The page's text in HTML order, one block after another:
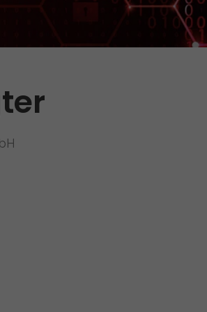
Initiativbewerbung als
Initiativbewerbung als